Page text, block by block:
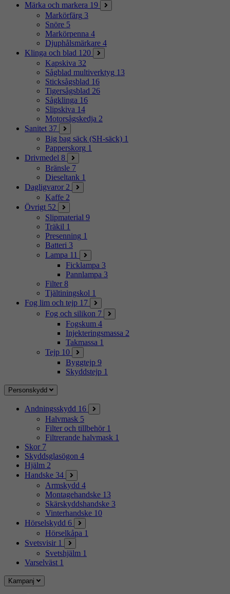
Märka och markera 19
Markörfärg 3
Snöre 5
Markörpenna 4
Djuphålsmärkare 4
Klinga och blad 120
Kapskiva 32
Sågblad multiverktyg 13
Sticksågsblad 16
Tigersågsblad 26
Sågklinga 16
Slipskiva 14
Motorsågskedja 2
Sanitet 37
Big bag säck (SH-säck) 1
Papperskorg 1
Drivmedel 8
Bränsle 7
Dieseltank 1
Dagligvaror 2
Kaffe 2
Övrigt 52
Slipmaterial 9
Träkil 1
Presenning 1
Batteri 3
Lampa 11
Ficklampa 3
Pannlampa 3
Filter 8
Tjältiningskol 1
Fog lim och tejp 17
Fog och silikon 7
Fogskum 4
Injekteringsmassa 2
Takmassa 1
Tejp 10
Byggtejp 9
Skyddstejp 1
Personskydd
Andningsskydd 16
Halvmask 5
Filter och tillbehör 1
Filtrerande halvmask 1
Skor 7
Skyddsglasögon 4
Hjälm 2
Handske 34
Armskydd 4
Montagehandske 13
Skärskyddshandske 3
Vinterhandske 10
Hörselskydd 6
Hörselkåpa 1
Svetsvisir 1
Svetshjälm 1
Varselväst 1
Kampanj